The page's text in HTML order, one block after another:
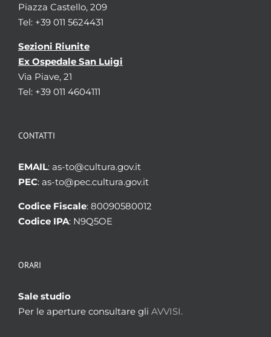
Piazza Castello, 209
Tel: +39 011 5624431
Sezioni Riunite
Ex Ospedale San Luigi
Via Piave, 21
Tel: +39 011 4604111
CONTATTI
EMAIL: as-to@cultura.gov.it
PEC: as-to@pec.cultura.gov.it
Codice Fiscale: 80090580012
Codice IPA: N9Q5OE
ORARI
Sale studio
Per le aperture consultare gli AVVISI.